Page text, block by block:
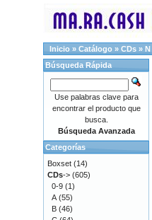
Inicio » Catálogo » CDs » N
Búsqueda Rápida
Use palabras clave para
encontrar el producto que
busca.
Búsqueda Avanzada
Categorías
Boxset (14)
CDs-> (605)
0-9 (1)
A (55)
B (46)